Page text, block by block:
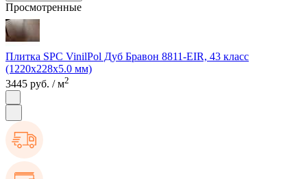
Просмотренные
Плитка SPC VinilPol Дуб Бравон 8811-EIR, 43 класс
(1220х228х5.0 мм)
3445 руб. / м2